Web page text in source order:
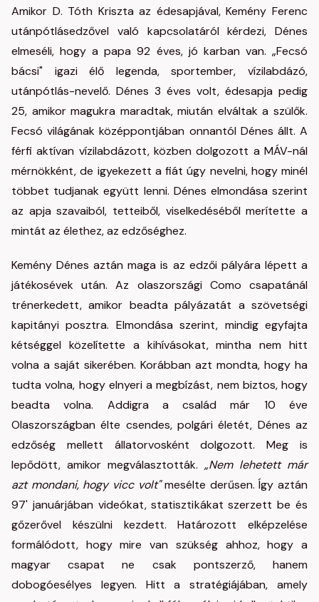
Amikor D. Tóth Kriszta az édesapjával, Kemény Ferenc
utánpótlásedzővel való kapcsolatáról kérdezi, Dénes
elmeséli, hogy a papa 92 éves, jó karban van. „Fecsó
bácsi" igazi élő legenda, sportember, vízilabdázó,
utánpótlás-nevelő. Dénes 3 éves volt, édesapja pedig
25, amikor magukra maradtak, miután elváltak a szülők.
Fecsó világának középpontjában onnantól Dénes állt. A
férfi aktívan vízilabdázott, közben dolgozott a MÁV-nál
mérnökként, de igyekezett a fiát úgy nevelni, hogy minél
többet tudjanak együtt lenni. Dénes elmondása szerint
az apja szavaiból, tetteiből, viselkedéséből merítette a
mintát az élethez, az edzőséghez.
Kemény Dénes aztán maga is az edzői pályára lépett a
játékosévek után. Az olaszországi Como csapatánál
trénerkedett, amikor beadta pályázatát a szövetségi
kapitányi posztra. Elmondása szerint, mindig egyfajta
kétséggel közelítette a kihívásokat, mintha nem hitt
volna a saját sikerében. Korábban azt mondta, hogy ha
tudta volna, hogy elnyeri a megbízást, nem biztos, hogy
beadta volna. Addigra a család már 10 éve
Olaszországban élte csendes, polgári életét, Dénes az
edzőség mellett állatorvosként dolgozott. Meg is
lepődött, amikor megválasztották. „Nem lehetett már
azt mondani, hogy vicc volt"mesélte derűsen. Így aztán
97' januárjában videókat, statisztikákat szerzett be és
gőzerővel készülni kezdett. Határozott elképzelése
formálódott, hogy mire van szükség ahhoz, hogy a
magyar csapat ne csak pontszerző, hanem
dobogóesélyes legyen. Hitt a stratégiájában, amely